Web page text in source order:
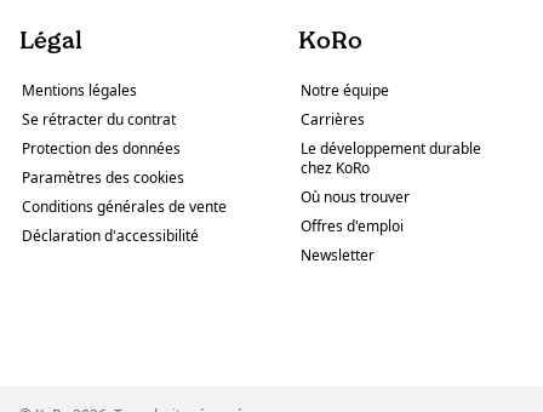
Légal
Mentions légales
Se rétracter du contrat
Protection des données
Paramètres des cookies
Conditions générales de vente
Déclaration d'accessibilité
KoRo
Notre équipe
Carrières
Le développement durable
chez KoRo
Où nous trouver
Offres d'emploi
Newsletter